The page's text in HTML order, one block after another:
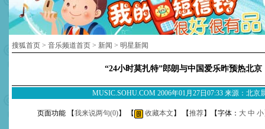
搜狐首页 > 音乐频道首页 > 新闻 > 明星新闻
“24小时莫扎特”郎朗与中国爱乐昨预热北京
MUSIC.SOHU.COM 2006年01月27日07:33 来源：北京
页面功能 【我来说两句(0)】 【 收藏本文 】 【推荐】【字体： 大 中 小